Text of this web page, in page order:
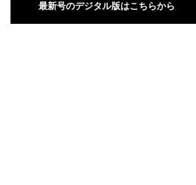
最新号のデジタル版はこちらから